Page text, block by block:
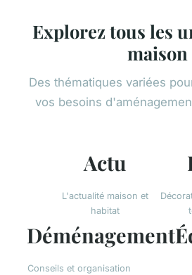
Explorez tous les
maison
Des thématiques variées
vos besoins
Actu
L'actualité maison et
habitat
Déménagement
Conseils et organisation